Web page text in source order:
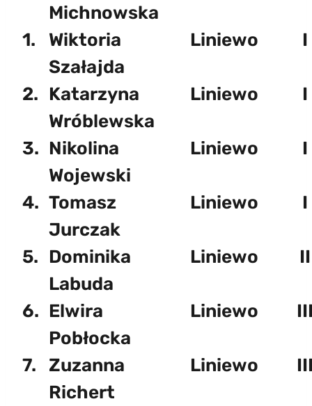
1.
Michnowska
Wiktoria
Liniewo I
2.
Szałajda
Katarzyna
Liniewo I
3.
Wróblewska
Nikolina
Liniewo I
4.
Wojewski
Tomasz
Liniewo I
5.
Jurczak
Dominika
Liniewo II
6.
Labuda
Elwira
Liniewo
7.
Pobłocka
Zuzanna
Liniewo
Richert